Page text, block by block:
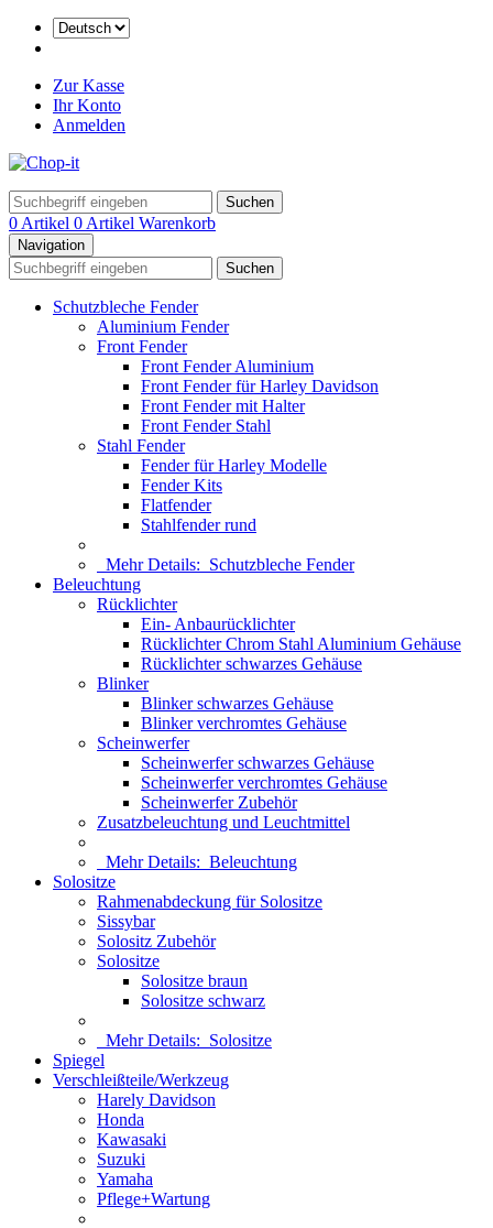
Zur Kasse
Ihr Konto
Anmelden
Suchen
0 Artikel 0 Artikel Warenkorb
Navigation
Suchen
Schutzbleche Fender
Aluminium Fender
Front Fender
Front Fender Aluminium
Front Fender für Harley Davidson
Front Fender mit Halter
Front Fender Stahl
Stahl Fender
Fender für Harley Modelle
Fender Kits
Flatfender
Stahlfender rund
Mehr Details: Schutzbleche Fender
Beleuchtung
Rücklichter
Ein- Anbaurücklichter
Rücklichter Chrom Stahl Aluminium Gehäuse
Rücklichter schwarzes Gehäuse
Blinker
Blinker schwarzes Gehäuse
Blinker verchromtes Gehäuse
Scheinwerfer
Scheinwerfer schwarzes Gehäuse
Scheinwerfer verchromtes Gehäuse
Scheinwerfer Zubehör
Zusatzbeleuchtung und Leuchtmittel
Mehr Details: Beleuchtung
Solositze
Rahmenabdeckung für Solositze
Sissybar
Solositz Zubehör
Solositze
Solositze braun
Solositze schwarz
Mehr Details: Solositze
Spiegel
Verschleißteile/Werkzeug
Harely Davidson
Honda
Kawasaki
Suzuki
Yamaha
Pflege+Wartung